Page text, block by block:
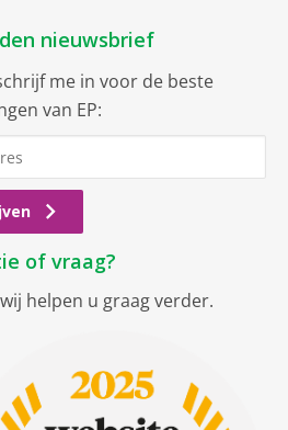
nieuwsbrief
me in voor de beste
van EP:
of vraag?
helpen u graag verder.